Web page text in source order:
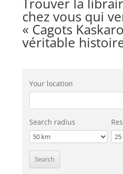
chez vous qui
« Cagots
véritable
Your location
Search radius